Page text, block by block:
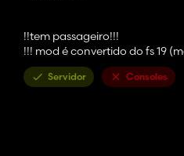
!!tem passageiro!!!
!!! mod é convertido do fs 19
Servidor Consoles